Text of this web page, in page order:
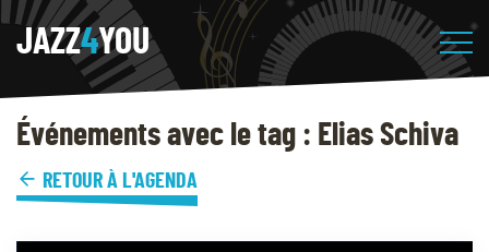
JAZZ4YOU
Événements avec le tag : Elias Schiva
RETOUR À L'AGENDA